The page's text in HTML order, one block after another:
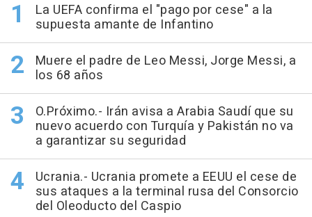
La UEFA confirma el "pago por cese" a la
supuesta amante de Infantino
Muere el padre de Leo Messi, Jorge Messi, a
los 68 años
O.Próximo.- Irán avisa a Arabia Saudí que su
nuevo acuerdo con Turquía y Pakistán no va
a garantizar su seguridad
Ucrania.- Ucrania promete a EEUU el cese de
sus ataques a la terminal rusa del Consorcio
del Oleoducto del Caspio